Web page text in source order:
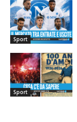
Sport
Sport